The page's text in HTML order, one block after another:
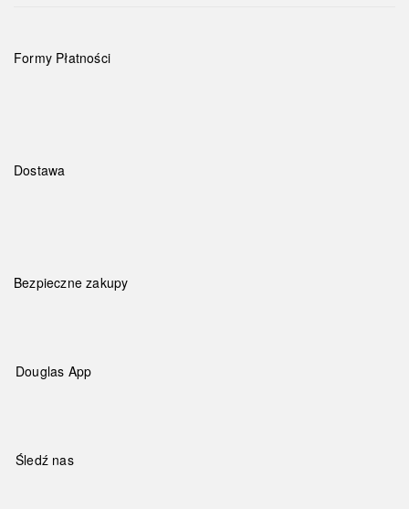
Formy Płatności
Dostawa
Bezpieczne zakupy
Douglas App
Śledź nas